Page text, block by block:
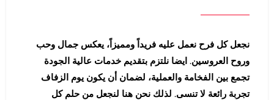
نجعل كل فرح نعمل عليه فريداً ومميزاً، يعكس جمال وحب
وروح العروسين. ايضا نلتزم بتقديم خدمات عالية الجودة
تجمع بين الفخامة والعملية، لضمان أن يكون يوم الزفاف
تجربة رائعة لا تنسى. لذلك نحن هنا لنجعل من حلم كل